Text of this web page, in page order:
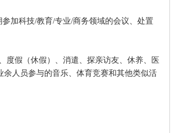
科技/教育/专业/商务领域的会议、处置
假（休假）、消遣、探亲访友、休养、医
人员参与的音乐、体育竞赛和其他类似活